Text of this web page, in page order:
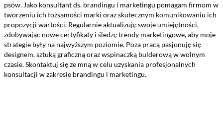
psów. Jako konsultant ds. brandingu i marketingu pomagam firmom w
tworzeniu ich tożsamości marki oraz skutecznym komunikowaniu ich
propozycji wartości. Regularnie aktualizuję swoje umiejętności,
zdobywając nowe certyfikaty i śledzę trendy marketingowe, aby moje
strategie były na najwyższym poziomie. Poza pracą pasjonuję się
designem, sztuką graficzną oraz wspinaczką bulderową w wolnym
czasie. Skontaktuj się ze mną w celu uzyskania profesjonalnych
konsultacji w zakresie brandingu i marketingu.